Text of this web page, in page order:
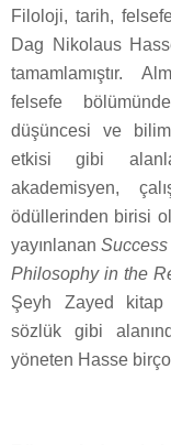
Filoloji, tarih,
Dag Nikolaus
tamamlamıştır.
felsefe
düşüncesi ve
etkisi gibi
akademisyen,
ödüllerinden birisi
yayınlanan
Philosophy in the
Şeyh Zayed kitap
sözlük gibi
yöneten Hasse